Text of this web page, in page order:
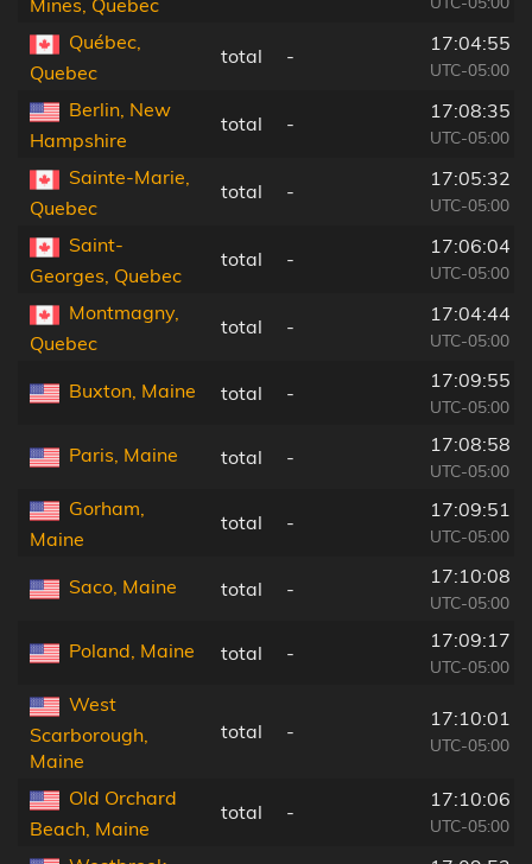
Québec,
Quebec
total -
17:04:55
UTC-05:00
Berlin, New
Hampshire
total -
17:08:35
UTC-05:00
Sainte-Marie,
Quebec
total -
17:05:32
UTC-05:00
Saint-
Georges, Quebec
total -
17:06:04
UTC-05:00
Montmagny,
Quebec
total -
17:04:44
UTC-05:00
Buxton, Maine total -
17:09:55
UTC-05:00
Paris, Maine total -
17:08:58
UTC-05:00
Gorham,
Maine
total -
17:09:51
UTC-05:00
Saco, Maine total -
17:10:08
UTC-05:00
Poland, Maine total -
17:09:17
UTC-05:00
West
Scarborough,
Maine
total -
17:10:01
UTC-05:00
Old Orchard
Beach, Maine
total -
17:10:06
UTC-05:00